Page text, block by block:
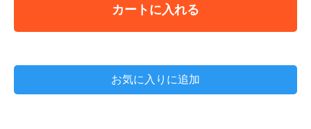
カートに入れる
お気に入りに追加